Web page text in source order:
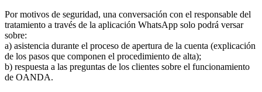
Por motivos de seguridad, una conversación con el responsable del
tratamiento a través de la aplicación WhatsApp solo podrá versar
sobre:
a) asistencia durante el proceso de apertura de la cuenta (explicación
de los pasos que componen el procedimiento de alta);
b) respuesta a las preguntas de los clientes sobre el funcionamiento
de OANDA.